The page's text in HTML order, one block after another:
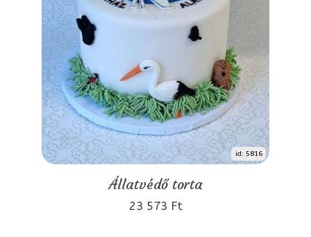
id: 5816
Állatvédő torta
23 573 Ft